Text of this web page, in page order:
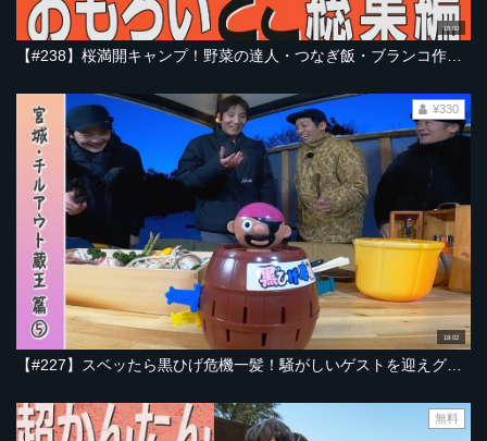
18:00
18:02
¥330
無料